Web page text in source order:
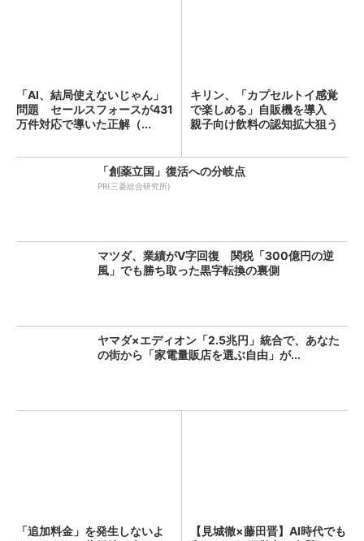
「AI、結局使えないじゃん」
問題 セールスフォースが431
万件対応で導いた正解（...
キリン、「カプセルトイ感覚
で楽しめる」自販機を導入
親子向け飲料の認知拡大狙う
「創薬立国」復活への分岐点
PR(三菱総合研究所)
マツダ、業績がV字回復 関税「300億円の逆
風」でも勝ち取った黒字転換の裏側
ヤマダ×エディオン「2.5兆円」統合で、あなた
の街から「家電量販店を選ぶ自由」が...
「追加料金」を発生しないよ
【見城徹×藤田晋】AI時代でも